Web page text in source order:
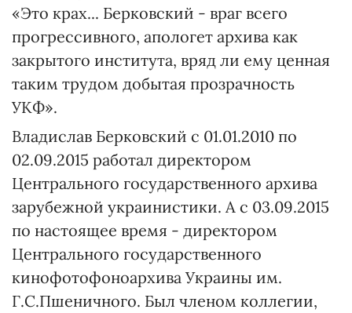
«Это крах... Берковский - враг всего
прогрессивного, апологет архива как
закрытого института, вряд ли ему ценная
таким трудом добытая прозрачность
УКФ».
Владислав Берковский с 01.01.2010 по
02.09.2015 работал директором
Центрального государственного архива
зарубежной украинистики. А с 03.09.2015
по настоящее время - директором
Центрального государственного
кинофотофоноархива Украины им.
Г.С.Пшеничного. Был членом коллегии,